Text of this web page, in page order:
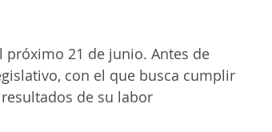
próximo 21 de junio. Antes de
con el que busca cumplir
de su labor